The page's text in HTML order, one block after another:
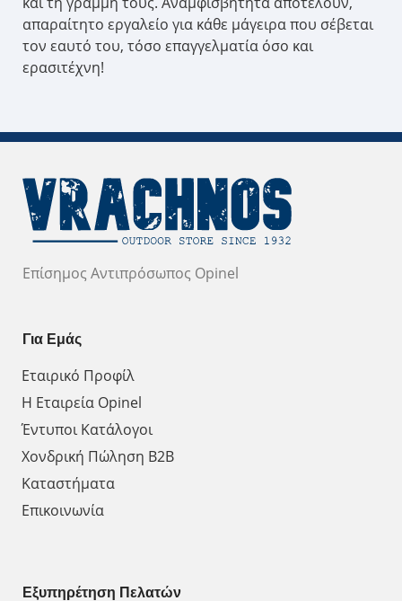
απαραίτητο εργαλείο για κάθε μάγειρα που σέβεται
τον εαυτό του, τόσο επαγγελματία όσο και
ερασιτέχνη!
Επίσημος Αντιπρόσωπος Opinel
Για Εμάς
Εταιρικό Προφίλ
Η Εταιρεία Opinel
Έντυποι Κατάλογοι
Χονδρική Πώληση Β2Β
Καταστήματα
Επικοινωνία
Εξυπηρέτηση Πελατών